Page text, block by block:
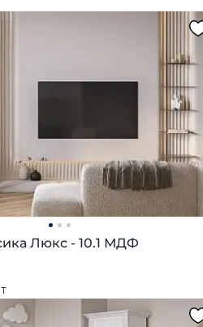
Люкс - 10.1 МДФ